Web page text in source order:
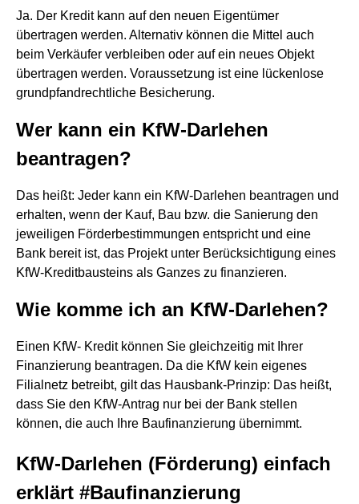
Ja. Der Kredit kann auf den neuen Eigentümer
übertragen werden. Alternativ können die Mittel auch
beim Verkäufer verbleiben oder auf ein neues Objekt
übertragen werden. Voraussetzung ist eine lückenlose
grundpfandrechtliche Besicherung.
Wer kann ein KfW-Darlehen
beantragen?
Das heißt: Jeder kann ein KfW-Darlehen beantragen und
erhalten, wenn der Kauf, Bau bzw. die Sanierung den
jeweiligen Förderbestimmungen entspricht und eine
Bank bereit ist, das Projekt unter Berücksichtigung eines
KfW-Kreditbausteins als Ganzes zu finanzieren.
Wie komme ich an KfW-Darlehen?
Einen KfW- Kredit können Sie gleichzeitig mit Ihrer
Finanzierung beantragen. Da die KfW kein eigenes
Filialnetz betreibt, gilt das Hausbank-Prinzip: Das heißt,
dass Sie den KfW-Antrag nur bei der Bank stellen
können, die auch Ihre Baufinanzierung übernimmt.
KfW-Darlehen (Förderung) einfach
erklärt #Baufinanzierung